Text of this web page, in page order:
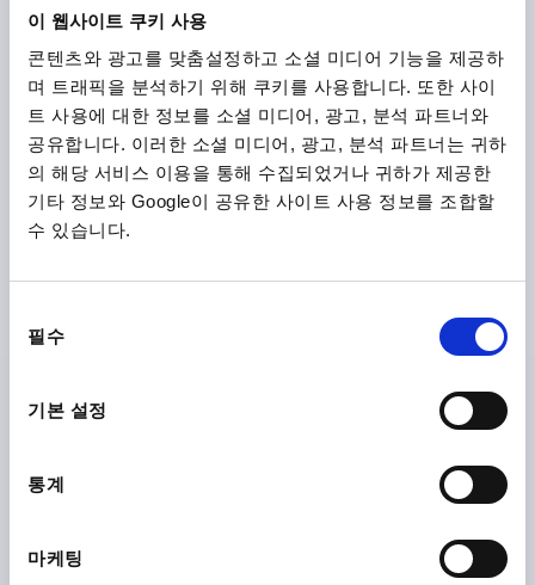
이 웹사이트 쿠키 사용
콘텐츠와 광고를 맞춤설정하고 소셜 미디어 기능을 제공하
며 트래픽을 분석하기 위해 쿠키를 사용합니다. 또한 사이
트 사용에 대한 정보를 소셜 미디어, 광고, 분석 파트너와
공유합니다. 이러한 소셜 미디어, 광고, 분석 파트너는 귀하
의 해당 서비스 이용을 통해 수집되었거나 귀하가 제공한
기타 정보와 Google이 공유한 사이트 사용 정보를 조합할
수 있습니다.
필수
기본 설정
통계
마케팅
K0795
튜브 핸들 원형, A=300, L=346,4, D=M08, 알루미늄 검정 파
표면 기본 몸체 =파우더 코팅
배송비 별도
세부 사항
K0795